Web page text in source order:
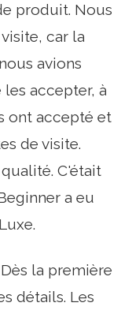
produit. Nous
car la
avions
accepter, à
ont accepté et
de visite.
C'était
a eu
la première
détails. Les